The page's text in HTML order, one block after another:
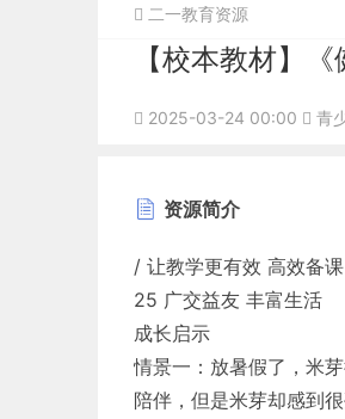
二一教育资源
【校本教材】
2025-03-24 00:00 青
资源简介
/ 让教学更有效 高效备课
25 广交益友 丰富生活
成长启示
情景一：放暑假了，米
陪伴，但是米芽却感到